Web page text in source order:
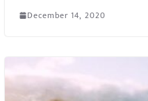
December 14, 2020